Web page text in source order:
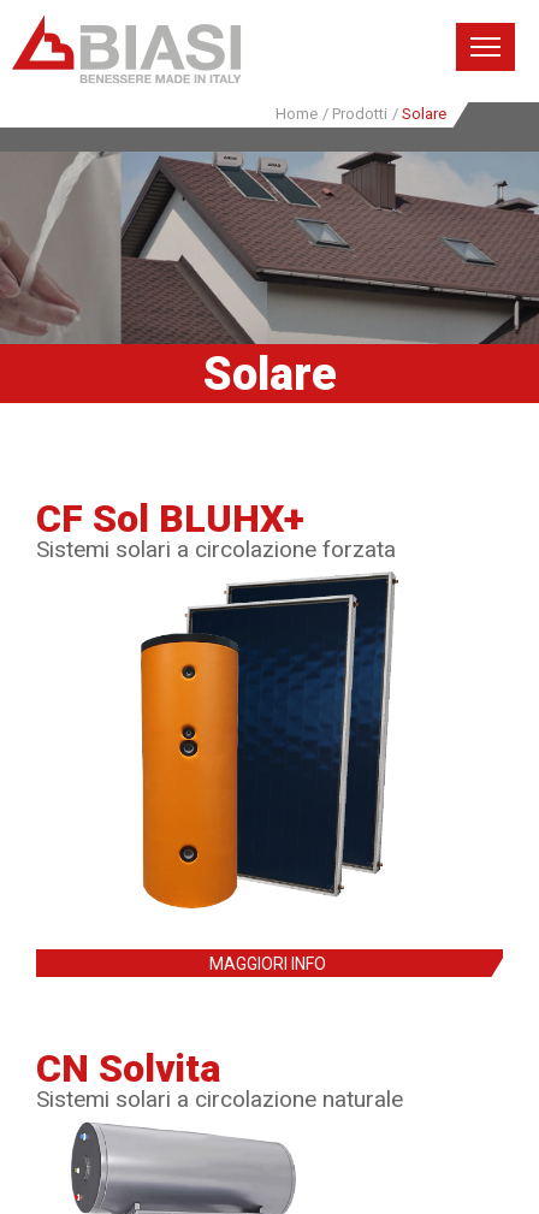
Home / Prodotti / Solare
Solare
CF Sol BLUHX+
Sistemi solari a circolazione forzata
MAGGIORI INFO
CN Solvita
Sistemi solari a circolazione naturale